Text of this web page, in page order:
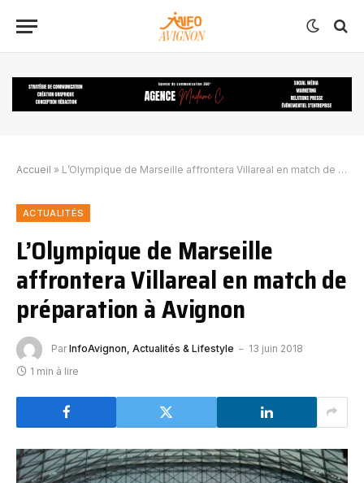
Accueil » L’Olympique de Marseille affrontera Villareal en match de préparation à Avignon
ACTUALITÉS
L’Olympique de Marseille
affrontera Villareal en match de
préparation à Avignon
Par InfoAvignon, Actualités & Lifestyle
13 juin 2018
1 min à lire